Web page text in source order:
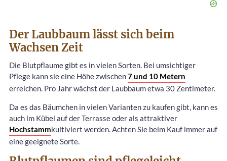
Der Laubbaum lässt sich beim
Wachsen Zeit
Die Blutpflaume gibt es in vielen Sorten. Bei umsichtiger
Pflege kann sie eine Höhe zwischen7 und 10 Metern
erreichen. Pro Jahr wächst der Laubbaum etwa 30 Zentimeter.
Da es das Bäumchen in vielen Varianten zu kaufen gibt, kann es
auch im Kübel auf der Terrasse oder als attraktiver
Hochstammkultiviert werden. Achten Sie beim Kauf immer auf
eine geeignete Sorte.